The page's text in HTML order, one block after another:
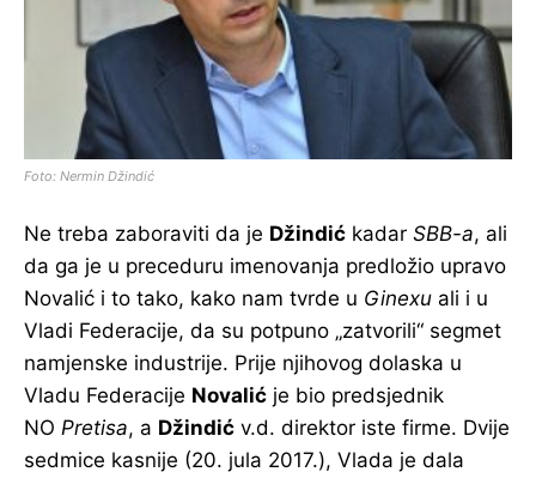
Foto: Nermin Džindić
Ne treba zaboraviti da je Džindić kadar SBB-a, ali
da ga je u preceduru imenovanja predložio upravo
Novalić i to tako, kako nam tvrde u Ginexu ali i u
Vladi Federacije, da su potpuno „zatvorili“ segmet
namjenske industrije. Prije njihovog dolaska u
Vladu Federacije Novalić je bio predsjednik
NO Pretisa, a Džindić v.d. direktor iste firme. Dvije
sedmice kasnije (20. jula 2017.), Vlada je dala